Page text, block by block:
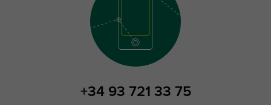
+34 93 721 33 75